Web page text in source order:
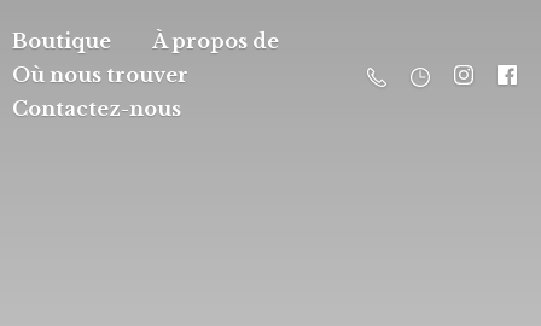
Boutique
À propos de
Où nous trouver
Contactez-nous